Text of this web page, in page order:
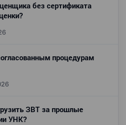
без сертификата
процедурам
ЗВТ за прошлые
УНК?